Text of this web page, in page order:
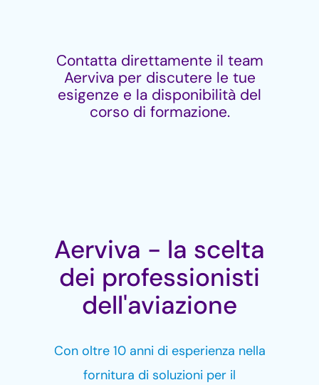
Contatta direttamente il team
Aerviva per discutere le tue
esigenze e la disponibilità del
corso di formazione.
Aerviva - la scelta
dei professionisti
dell'aviazione
Con oltre 10 anni di esperienza nella
fornitura di soluzioni per il